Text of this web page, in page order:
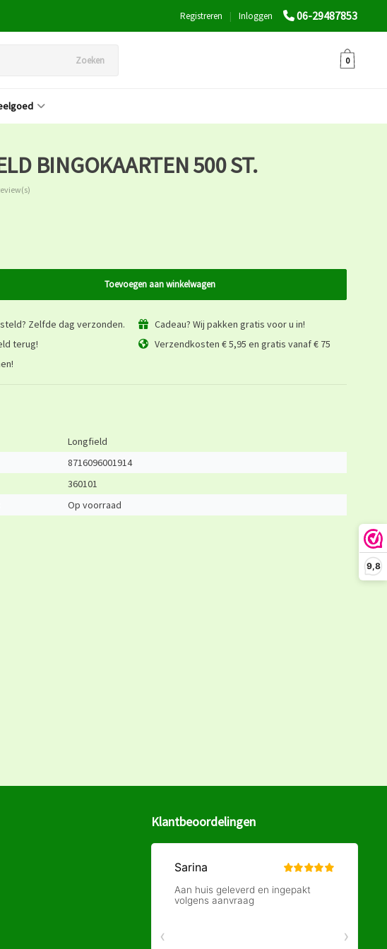
9,8
06-29487853
Inloggen
|
Registreren
Zoeken 0
BINGOKAARTEN 500 ST.
Toevoegen aan winkelwagen
Zelfde dag verzonden.
Cadeau? Wij pakken gratis voor u in!
terug!
Verzendkosten € 5,95 en gratis vanaf € 75
Longfield
8716096001914
360101
Op voorraad
Klantbeoordelingen